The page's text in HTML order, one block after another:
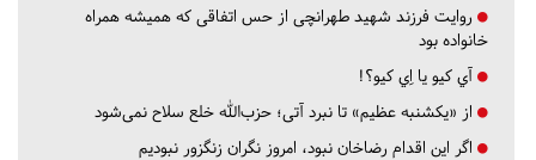
روایت فرزند شهید طهرانچی از حس اتفاقی که همیشه همراه
خانواده بود
آي كيو يا اِي كيو؟!
از «یکشنبه عظیم» تا نبرد آتی؛ حزب‌الله خلع سلاح نمی‌شود
اگر این اقدام رضاخان نبود، امروز نگران زنگزور نبودیم